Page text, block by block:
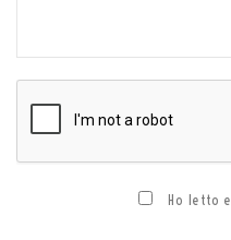
Ho letto